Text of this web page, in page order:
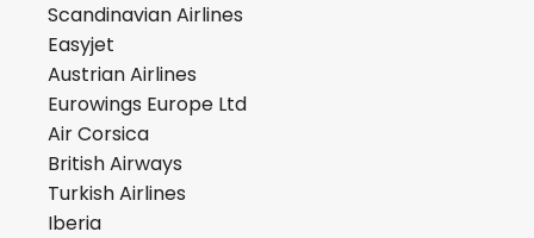
Scandinavian Airlines
Easyjet
Austrian Airlines
Eurowings Europe Ltd
Air Corsica
British Airways
Turkish Airlines
Iberia